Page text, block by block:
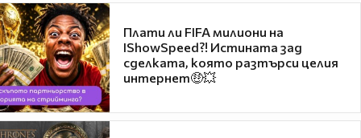
Плати ли FIFA милиони на
IShowSpeed?! Истината зад
сделката, която разтърси целия
интернет🤑💥